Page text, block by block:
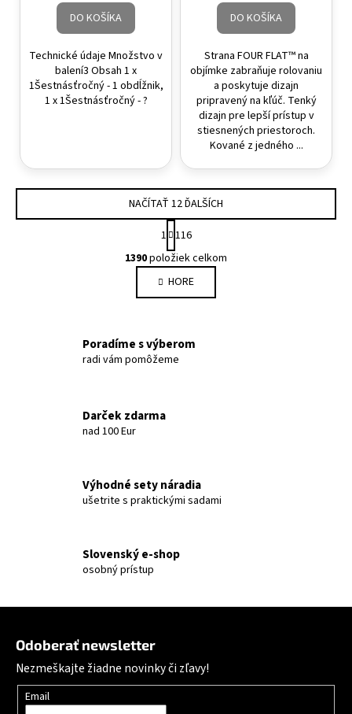
DO KOŠÍKA
Technické údaje Množstvo v
balení3 Obsah 1 x
1Šestnásťročný - 1 obdĺžnik,
1 x 1Šestnásťročný - ?
DO KOŠÍKA
Strana FOUR FLAT™ na
objímke zabraňuje rolovaniu
a poskytuje dizajn
pripravený na kľúč. Tenký
dizajn pre lepší prístup v
stiesnených priestoroch.
Kované z jedného ...
Ovládacie prvky výpisu
NAČÍTAŤ 12 ĎALŠÍCH
Stránkovanie
1 116
1390položiek celkom
HORE
Poradíme s výberom
radi vám pomôžeme
Darček zdarma
nad 100 Eur
Výhodné sety náradia
ušetrite s praktickými sadami
Slovenský e-shop
osobný prístup
Odoberať newsletter
Nezmeškajte žiadne novinky či zľavy!
Email